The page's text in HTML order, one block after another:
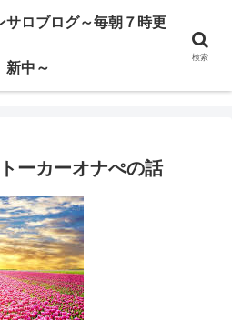
て3000回ピンサロで遊んだ親父
ブログ～毎朝７時更新中～
ーカーオナぺの話
サロブログ～毎朝７時更
新中～
検索